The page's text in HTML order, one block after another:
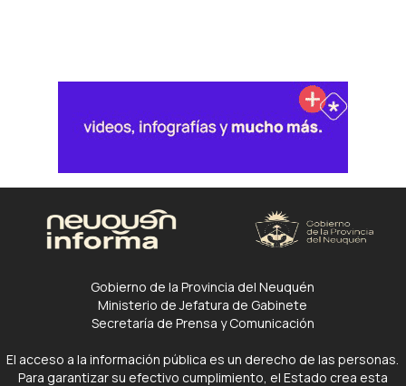
Gobierno de la Provincia del Neuquén
Ministerio de Jefatura de Gabinete
Secretaría de Prensa y Comunicación
El acceso a la información pública es un derecho de las personas.
Para garantizar su efectivo cumplimiento, el Estado crea esta